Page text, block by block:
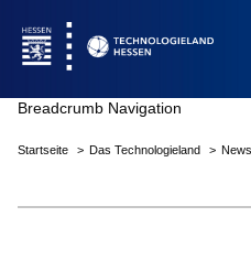
Breadcrumb Navigation
Startseite Das Technologieland News